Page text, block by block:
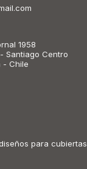
1958
Santiago Centro
- Chile
para cubiertas